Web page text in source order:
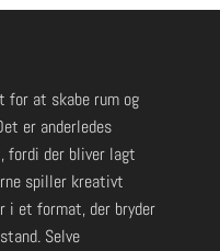
for at skabe rum og
er anderledes
fordi der bliver lagt
spiller kreativt
i et format, der bryder
Selve